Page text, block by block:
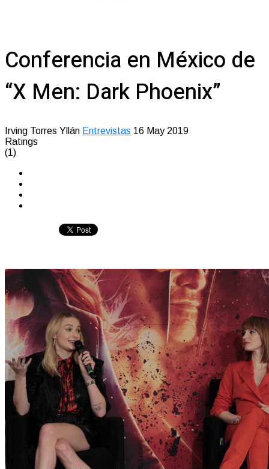
Conferencia en México de
“X Men: Dark Phoenix”
Irving Torres Yllán Entrevistas 16 May 2019
Ratings
(1)